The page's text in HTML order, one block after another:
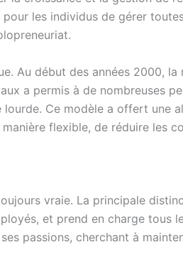
pour les individus de gérer
Au début des années 2000, la
a permis à de nombreuses
lourde. Ce modèle a offert une
flexible, de réduire les
vraie. La principale
et prend en charge tous
passions, cherchant à